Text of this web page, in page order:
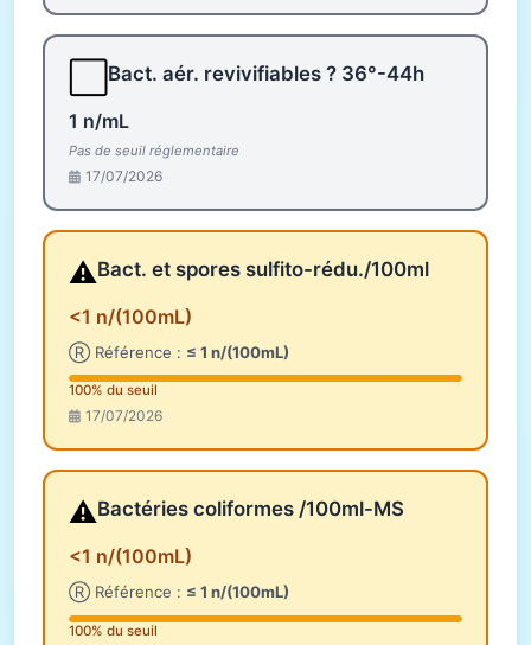
Bact. aér. revivifiables ? 36°-44h
1 n/mL
Pas de seuil réglementaire
17/07/2026
⚠️Bact. et spores sulfito-rédu./100ml
<1 n/(100mL)
Ⓡ Référence : ≤ 1 n/(100mL)
100% du seuil
17/07/2026
⚠️Bactéries coliformes /100ml-MS
<1 n/(100mL)
Ⓡ Référence : ≤ 1 n/(100mL)
100% du seuil